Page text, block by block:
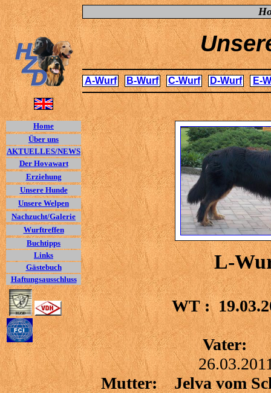
Home
Über uns
AKTUELLES/NEWS
Der Hovawart
Erziehung
Unsere Hunde
Unsere Welpen
Nachzucht/Galerie
Wurftreffen
Buchtipps
Links
Gästebuch
Haftungsausschluss
A-Wurf B-Wurf C-Wurf D-Wurf E-
L-
WT :
Vater: Cyr
Mutter: Jelva